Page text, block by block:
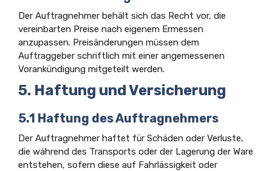
Der Auftragnehmer behält sich das Recht vor, die
vereinbarten Preise nach eigenem Ermessen
anzupassen. Preisänderungen müssen dem
Auftraggeber schriftlich mit einer angemessenen
Vorankündigung mitgeteilt werden.
5. Haftung und Versicherung
5.1 Haftung des Auftragnehmers
Der Auftragnehmer haftet für Schäden oder Verluste,
die während des Transports oder der Lagerung der Ware
entstehen, sofern diese auf Fahrlässigkeit oder